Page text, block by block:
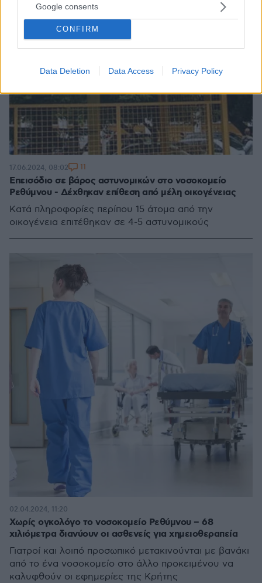
Google consents
CONFIRM
Data Deletion Data Access Privacy Policy
Επεισόδιο σε βάρος αστυνομικών στο νοσοκομείο
Ρεθύμνου - Δέχθηκαν επίθεση από μέλη οικογένειας
Κατά πληροφορίες περίπου 15 άτομα από την
οικογένεια επιτέθηκαν σε 4-5 αστυνομικούς
17.06.2024, 08:02 11
Χωρίς ογκολόγο το νοσοκομείο Ρεθύμνου – 68
χιλιόμετρα διανύουν οι ασθενείς για χημειοθεραπεία
Γιατροί και λοιπό προσωπικό μετακινούνται με βανάκι
από το ένα νοσοκομείο στο άλλο προκειμένου να
καλυφθούν οι εφημερίες της Κρήτης
02.04.2024, 11:20